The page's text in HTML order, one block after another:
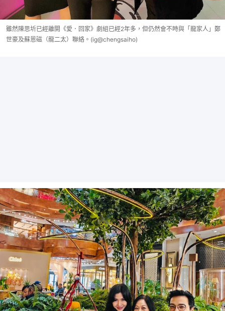
雖然陳思圻已經離開《愛．回家》劇組已經2年多，但仍然會不時與「龍家人」鄭
世豪及蘇恩磁（龍二太）聯絡。(ig@chengsaiho)